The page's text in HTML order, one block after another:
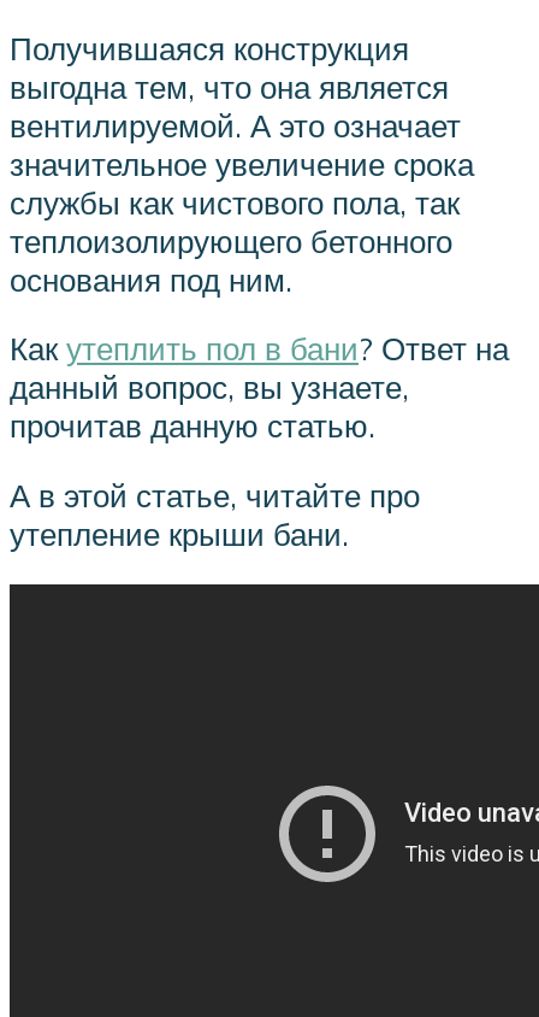
Получившаяся конструкция
выгодна тем, что она является
вентилируемой. А это означает
значительное увеличение срока
службы как чистового пола, так
теплоизолирующего бетонного
основания под ним.
Какутеплить пол в бани? Ответ на
данный вопрос, вы узнаете,
прочитав данную статью.
А в этой статье, читайте про
утепление крыши бани.